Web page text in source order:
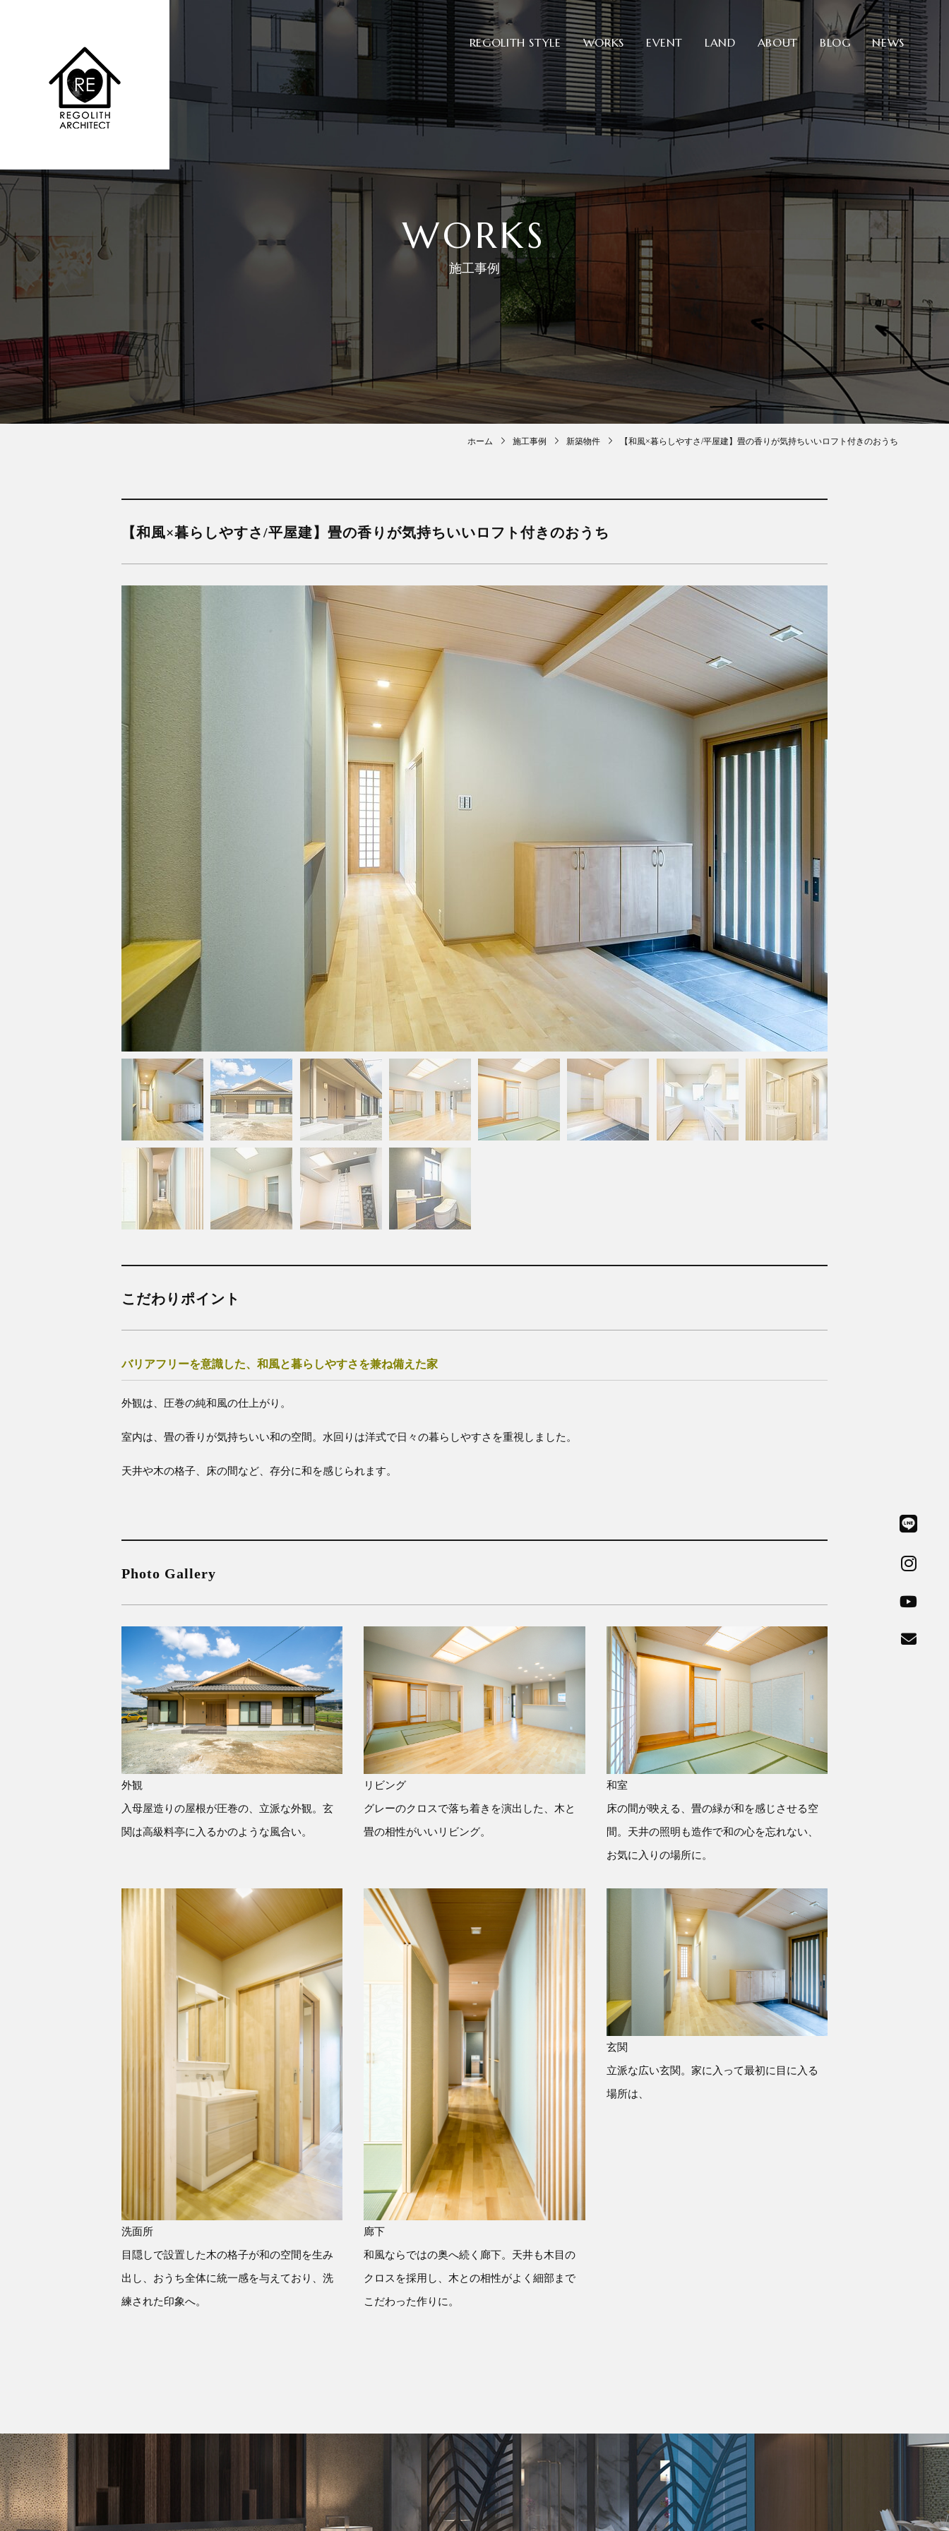
REGOLITH STYLE WORKS EVENT LAND ABOUT BLOG NEWS
WORKS
施工事例
ホーム 施工事例 新築物件 【和風×暮らしやすさ/平屋建】畳の香りが気持ちいいロフト付きのおうち
【和風×暮らしやすさ/平屋建】畳の香りが気持ちいいロフト付きのおうち
こだわりポイント
バリアフリーを意識した、和風と暮らしやすさを兼ね備えた家
外観は、圧巻の純和風の仕上がり。
室内は、畳の香りが気持ちいい和の空間。水回りは洋式で日々の暮らしやすさを重視しました。
天井や木の格子、床の間など、存分に和を感じられます。
Photo Gallery
外観
入母屋造りの屋根が圧巻の、立派な外観。玄
関は高級料亭に入るかのような風合い。
リビング
グレーのクロスで落ち着きを演出した、木と
畳の相性がいいリビング。
和室
床の間が映える、畳の緑が和を感じさせる空
間。天井の照明も造作で和の心を忘れない、
お気に入りの場所に。
洗面所
目隠しで設置した木の格子が和の空間を生み
出し、おうち全体に統一感を与えており、洗
練された印象へ。
廊下
和風ならではの奥へ続く廊下。天井も木目の
クロスを採用し、木との相性がよく細部まで
こだわった作りに。
玄関
立派な広い玄関。家に入って最初に目に入る
場所は、